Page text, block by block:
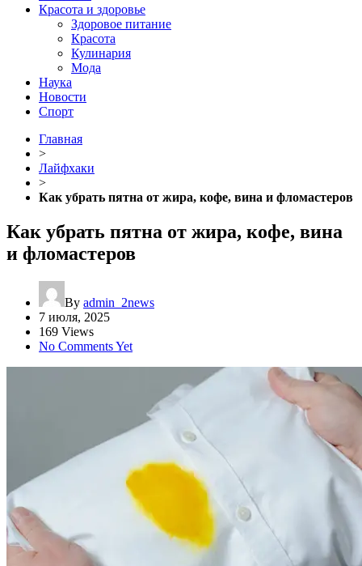
Красота и здоровье
Здоровое питание
Красота
Кулинария
Мода
Наука
Новости
Спорт
Главная
>
Лайфхаки
>
Как убрать пятна от жира, кофе, вина и фломастеров
Как убрать пятна от жира, кофе, вина
и фломастеров
By admin_2news
7 июля, 2025
169 Views
No Comments Yet